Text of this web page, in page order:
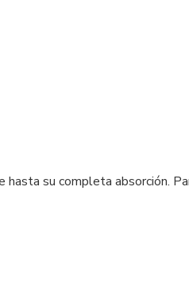
hasta su completa absorción.